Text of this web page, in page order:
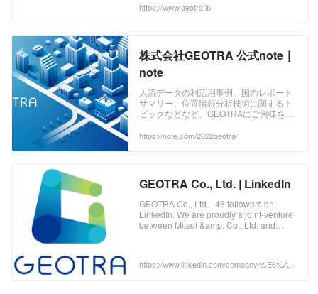
https://www.geotra.jp
株式会社GEOTRA 公式note｜
note
人流データの利活用事例、国のレポート
サマリー、位置情報分析技術に関するト
ピックなどなど、GEOTRAにご興味をも
ンテンツを定期的に発信します。
https://note.com/2022geotra/
GEOTRA Co., Ltd. | LinkedIn
GEOTRA Co., Ltd. | 48 followers on
LinkedIn. We are proudly a joint-venture
between Mitsui &amp; Co., Ltd. and
based on what the GEOspacial inf
https://www.linkedin.com/company/%E6%A